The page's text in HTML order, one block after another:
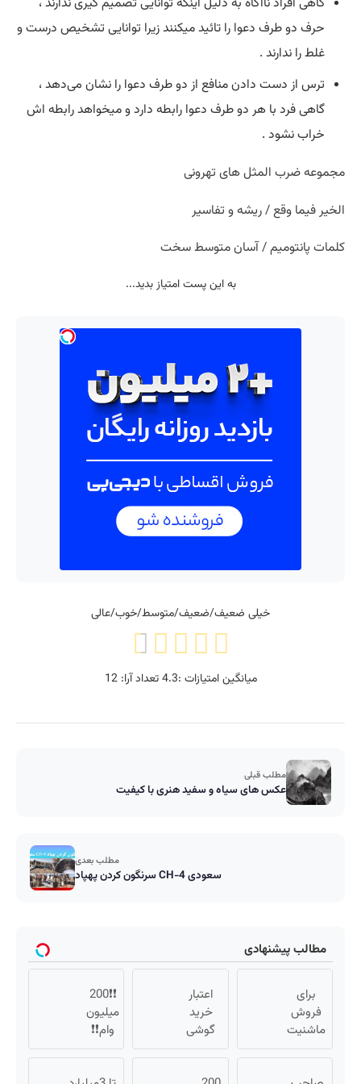
حرف دو طرف دعوا را تائید میکنند زیرا توانایی تشخیص درست و
غلط را ندارند .
ترس از دست دادن منافع از دو طرف دعوا را نشان می‌دهد ،
گاهی فرد با هر دو طرف دعوا رابطه دارد و میخواهد رابطه اش
خراب نشود .
مجموعه ضرب المثل های تهرونی
الخیر فیما وقع / ریشه و تفاسیر
کلمات پانتومیم / آسان متوسط سخت
به این پست امتیاز بدید...
خیلی ضعیف/ضعیف/متوسط/خوب/عالی
میانگین امتیازات :4.3تعداد آرا:12
مطلب قبلی
عکس های سیاه و سفید هنری با کیفیت
مطلب بعدی
سرنگون کردن پهپاد CH-4 سعودی
مطالب پیشنهادی
برای
فروش
ماشنیت
نیاز به
اعتبار
خرید
گوشی
بگیر 📱
❗❗200
میلیون
وام❗❗
فقط با